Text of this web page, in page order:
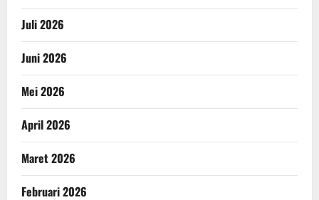
Juli 2026
Juni 2026
Mei 2026
April 2026
Maret 2026
Februari 2026